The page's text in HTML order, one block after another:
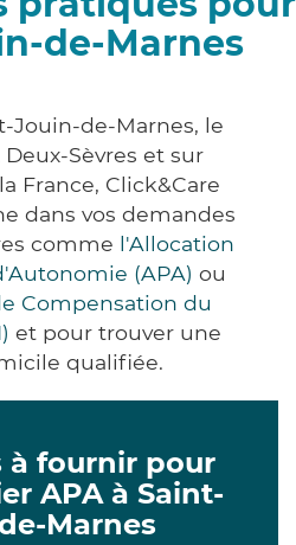
de-Marnes
Jouin-de-Marnes, le
Sèvres et sur
France, Click&Care
dans vos demandes
comme l'Allocation
(APA) ou
Compensation du
et pour trouver une
qualifiée.
à fournir pour
APA à Saint-
Marnes